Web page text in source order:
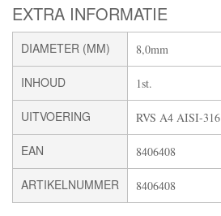
EXTRA INFORMATIE
DIAMETER (MM) 8,0mm
INHOUD 1st.
UITVOERING RVS A4 AISI-316
EAN 8406408
ARTIKELNUMMER 8406408